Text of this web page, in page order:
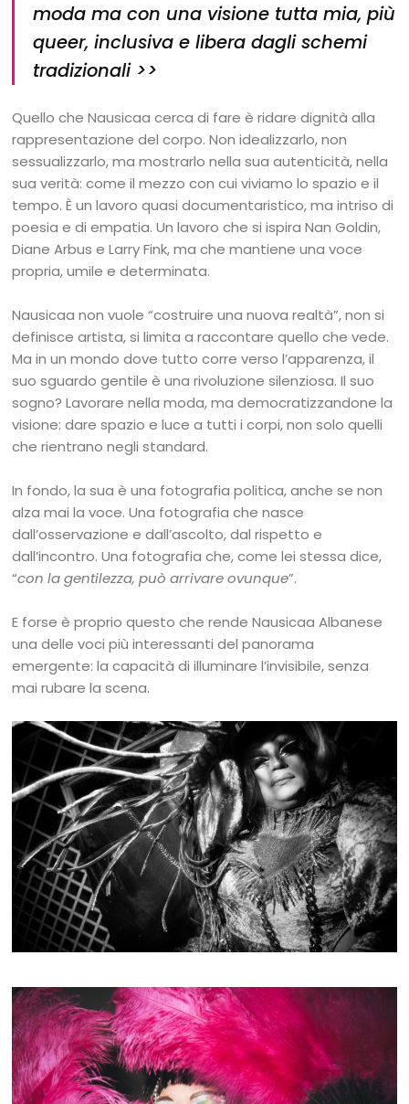
moda ma con una visione tutta mia, più
queer, inclusiva e libera dagli schemi
tradizionali>>
Quello che Nausicaa cerca di fare è ridare dignità alla
rappresentazione del corpo. Non idealizzarlo, non
sessualizzarlo, ma mostrarlo nella sua autenticità, nella
sua verità: come il mezzo con cui viviamo lo spazio e il
tempo. È un lavoro quasi documentaristico, ma intriso di
poesia e di empatia. Un lavoro che si ispira Nan Goldin,
Diane Arbus e Larry Fink, ma che mantiene una voce
propria, umile e determinata.
Nausicaa non vuole “costruire una nuova realtà”, non si
definisce artista, si limita a raccontare quello che vede.
Ma in un mondo dove tutto corre verso l’apparenza, il
suo sguardo gentile è una rivoluzione silenziosa. Il suo
sogno? Lavorare nella moda, ma democratizzandone la
visione: dare spazio e luce a tutti i corpi, non solo quelli
che rientrano negli standard.
In fondo, la sua è una fotografia politica, anche se non
alza mai la voce. Una fotografia che nasce
dall’osservazione e dall’ascolto, dal rispetto e
dall’incontro. Una fotografia che, come lei stessa dice,
“con la gentilezza, può arrivare ovunque”.
E forse è proprio questo che rende Nausicaa Albanese
una delle voci più interessanti del panorama
emergente: la capacità di illuminare l’invisibile, senza
mai rubare la scena.